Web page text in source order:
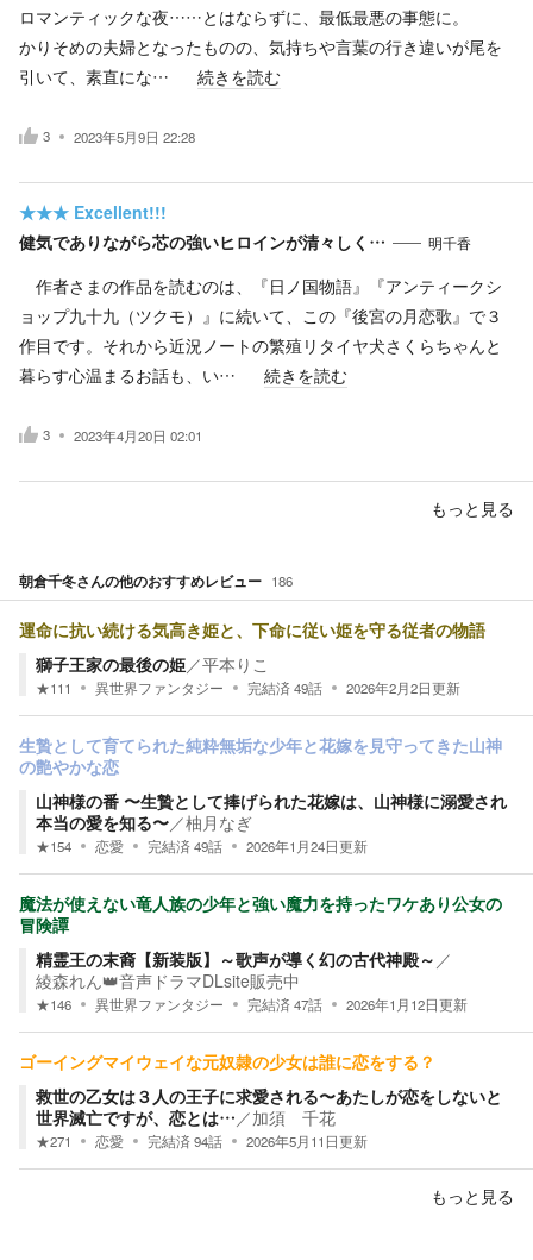
ロマンティックな夜……とはならずに、最低最悪の事態に。
かりそめの夫婦となったものの、気持ちや言葉の行き違いが尾を
引いて、素直にな…
続きを読む
3 2023年5月9日 22:28
★★★ Excellent!!!
健気でありながら芯の強いヒロインが清々しく…
明千香
作者さまの作品を読むのは、『日ノ国物語』『アンティークシ
ョップ九十九（ツクモ）』に続いて、この『後宮の月恋歌』で３
作目です。それから近況ノートの繁殖リタイヤ犬さくらちゃんと
暮らす心温まるお話も、い…
続きを読む
3 2023年4月20日 02:01
もっと見る
朝倉千冬さんの他のおすすめレビュー 186
運命に抗い続ける気高き姫と、下命に従い姫を守る従者の物語
獅子王家の最後の姫／平本りこ
★111 異世界ファンタジー 完結済49話 2026年2月2日更新
生贄として育てられた純粋無垢な少年と花嫁を見守ってきた山神
の艶やかな恋
山神様の番 〜生贄として捧げられた花嫁は、山神様に溺愛され
本当の愛を知る〜／柚月なぎ
★154 恋愛 完結済49話 2026年1月24日更新
魔法が使えない竜人族の少年と強い魔力を持ったワケあり公女の
冒険譚
精霊王の末裔【新装版】～歌声が導く幻の古代神殿～ ／
綾森れん👑音声ドラマDLsite販売中
★146 異世界ファンタジー 完結済47話 2026年1月12日更新
ゴーイングマイウェイな元奴隷の少女は誰に恋をする？
救世の乙女は３人の王子に求愛される〜あたしが恋をしないと
世界滅亡ですが、恋とは… ／加須 千花
★271 恋愛 完結済94話 2026年5月11日更新
もっと見る